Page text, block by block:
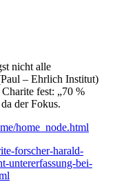
nicht alle
– Ehrlich Institut)
fest: „70 %
der Fokus.
home_node.html
forscher-harald-
untererfassung-bei-